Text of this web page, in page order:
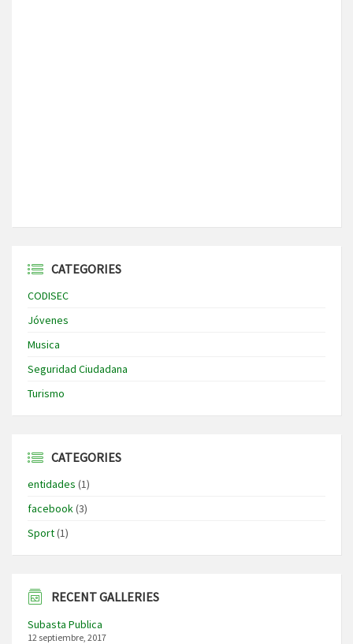
CATEGORIES
CODISEC
Jóvenes
Musica
Seguridad Ciudadana
Turismo
CATEGORIES
entidades (1)
facebook(3)
Sport(1)
RECENT GALLERIES
Subasta Publica
12 septiembre, 2017